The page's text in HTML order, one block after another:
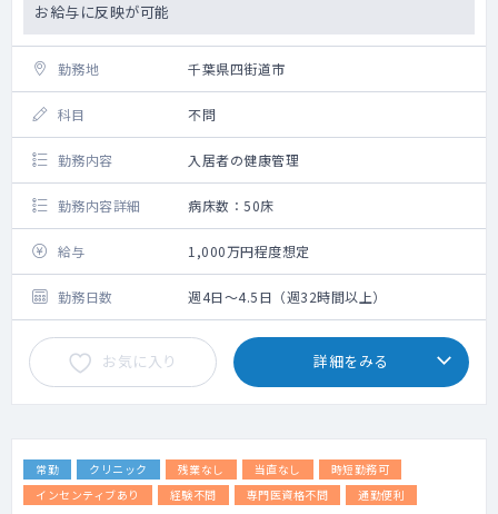
・診療体制：医師＋看護師の2名体制（運転は
看護師が行います）
・診療範囲：半径8㎞
・夜間体制：常勤医が自宅でオンコール待機
→出動は当直連携基盤が対応します
・オンコール対応頻度：月～金の夜間5日間の
平均2～3件、土日は平均2～3件
・電子カルテ：OWEL
※主治医制ではありません
【外来】
・診療日：（火曜・水曜AM・隔週木曜）
・外来患者数：1日20名（半日10名）前後
・主な疾患：パーキンソン病などの神経疾患
【併設】通所リハビリテーション、メディカ
ルフィットネス
＜オンコール＞
お給与に反映が可能
勤務地 千葉県四街道市
科目 不問
勤務内容 入居者の健康管理
勤務内容詳細 病床数：50床
給与 1,000万円程度想定
勤務日数 週4日～4.5日（週32時間以上）
お気に入り 詳細をみる
常勤 クリニック 残業なし 当直なし
時短勤務可
インセンティブあり
経験不問 専門医資格不問 通勤便利